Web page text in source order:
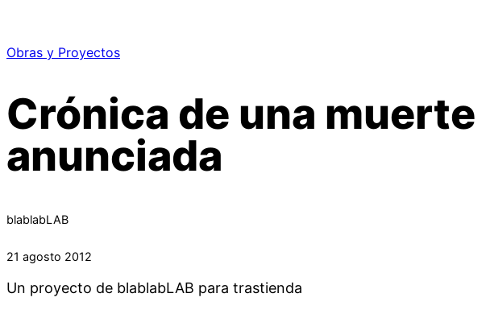
Obras y Proyectos
Crónica de una muerte
anunciada
blablabLAB
21 agosto 2012
Un proyecto de blablabLAB para trastienda